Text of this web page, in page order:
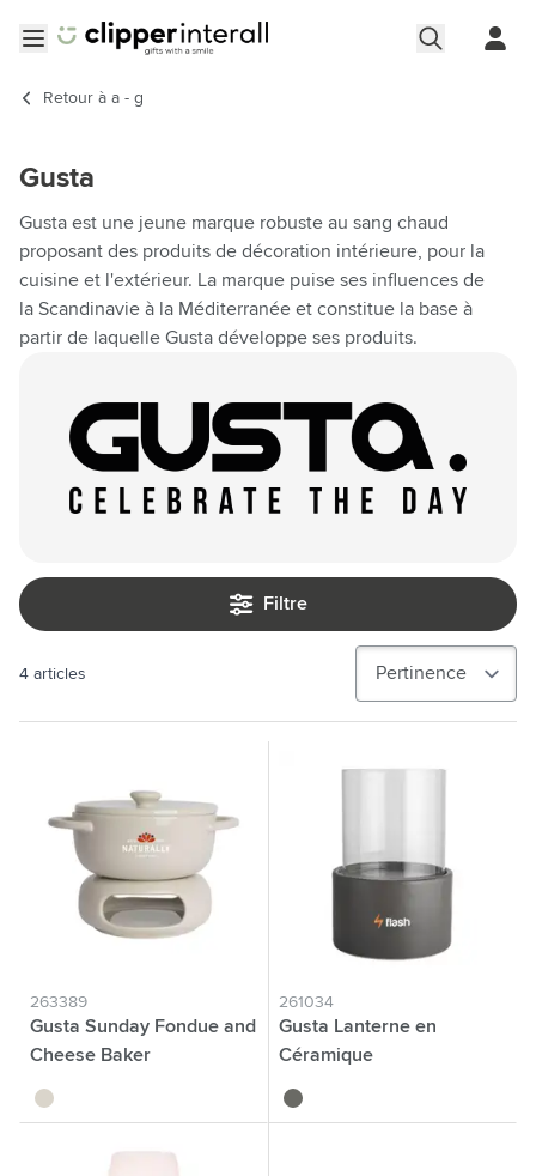
Retour à a - g
Gusta
Gusta est une jeune marque robuste au sang chaud
proposant des produits de décoration intérieure, pour la
cuisine et l'extérieur. La marque puise ses influences de
la Scandinavie à la Méditerranée et constitue la base à
partir de laquelle Gusta développe ses produits.
Filtre
4 articles
263389
Gusta Sunday Fondue and
Cheese Baker
gris
261034
Gusta Lanterne en
Céramique
gris